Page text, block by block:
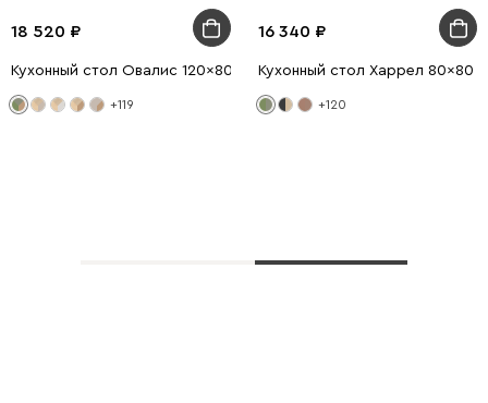
18 520
Кухонный стол Овалис 120x80 Коричневый/Оливковый
+119
16 340
Кухонный стол Харрел 80x80
+120